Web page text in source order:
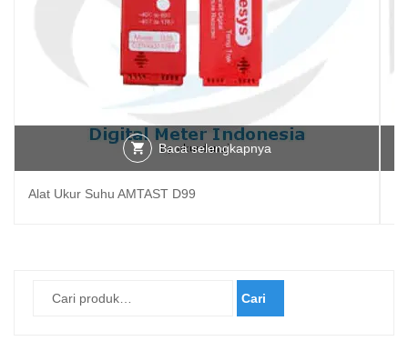
Baca selengkapnya
Alat Ukur Suhu AMTAST D99
Cari